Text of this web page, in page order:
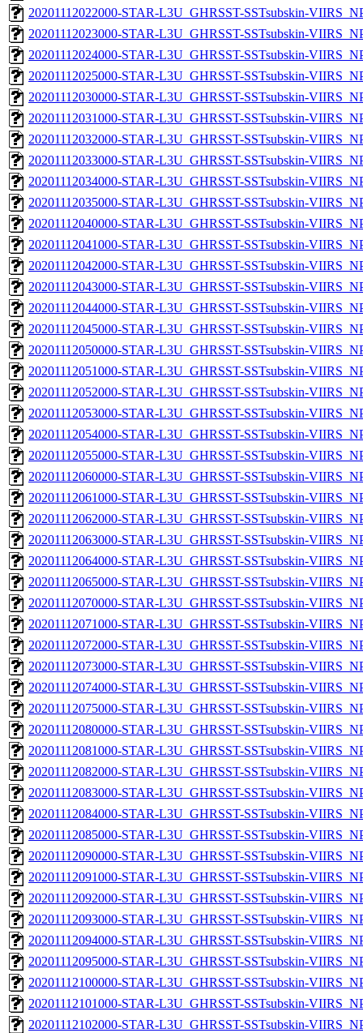
20201112022000-STAR-L3U_GHRSST-SSTsubskin-
20201112023000-STAR-L3U_GHRSST-SSTsubskin-
20201112024000-STAR-L3U_GHRSST-SSTsubskin-
20201112025000-STAR-L3U_GHRSST-SSTsubskin-
20201112030000-STAR-L3U_GHRSST-SSTsubskin-
20201112031000-STAR-L3U_GHRSST-SSTsubskin-
20201112032000-STAR-L3U_GHRSST-SSTsubskin-
20201112033000-STAR-L3U_GHRSST-SSTsubskin-
20201112034000-STAR-L3U_GHRSST-SSTsubskin-
20201112035000-STAR-L3U_GHRSST-SSTsubskin-
20201112040000-STAR-L3U_GHRSST-SSTsubskin-
20201112041000-STAR-L3U_GHRSST-SSTsubskin-
20201112042000-STAR-L3U_GHRSST-SSTsubskin-
20201112043000-STAR-L3U_GHRSST-SSTsubskin-
20201112044000-STAR-L3U_GHRSST-SSTsubskin-
20201112045000-STAR-L3U_GHRSST-SSTsubskin-
20201112050000-STAR-L3U_GHRSST-SSTsubskin-
20201112051000-STAR-L3U_GHRSST-SSTsubskin-
20201112052000-STAR-L3U_GHRSST-SSTsubskin-
20201112053000-STAR-L3U_GHRSST-SSTsubskin-
20201112054000-STAR-L3U_GHRSST-SSTsubskin-
20201112055000-STAR-L3U_GHRSST-SSTsubskin-
20201112060000-STAR-L3U_GHRSST-SSTsubskin-
20201112061000-STAR-L3U_GHRSST-SSTsubskin-
20201112062000-STAR-L3U_GHRSST-SSTsubskin-
20201112063000-STAR-L3U_GHRSST-SSTsubskin-
20201112064000-STAR-L3U_GHRSST-SSTsubskin-
20201112065000-STAR-L3U_GHRSST-SSTsubskin-
20201112070000-STAR-L3U_GHRSST-SSTsubskin-
20201112071000-STAR-L3U_GHRSST-SSTsubskin-
20201112072000-STAR-L3U_GHRSST-SSTsubskin-
20201112073000-STAR-L3U_GHRSST-SSTsubskin-
20201112074000-STAR-L3U_GHRSST-SSTsubskin-
20201112075000-STAR-L3U_GHRSST-SSTsubskin-
20201112080000-STAR-L3U_GHRSST-SSTsubskin-
20201112081000-STAR-L3U_GHRSST-SSTsubskin-
20201112082000-STAR-L3U_GHRSST-SSTsubskin-
20201112083000-STAR-L3U_GHRSST-SSTsubskin-
20201112084000-STAR-L3U_GHRSST-SSTsubskin-
20201112085000-STAR-L3U_GHRSST-SSTsubskin-
20201112090000-STAR-L3U_GHRSST-SSTsubskin-
20201112091000-STAR-L3U_GHRSST-SSTsubskin-
20201112092000-STAR-L3U_GHRSST-SSTsubskin-
20201112093000-STAR-L3U_GHRSST-SSTsubskin-
20201112094000-STAR-L3U_GHRSST-SSTsubskin-
20201112095000-STAR-L3U_GHRSST-SSTsubskin-
20201112100000-STAR-L3U_GHRSST-SSTsubskin-
20201112101000-STAR-L3U_GHRSST-SSTsubskin-
20201112102000-STAR-L3U_GHRSST-SSTsubskin-